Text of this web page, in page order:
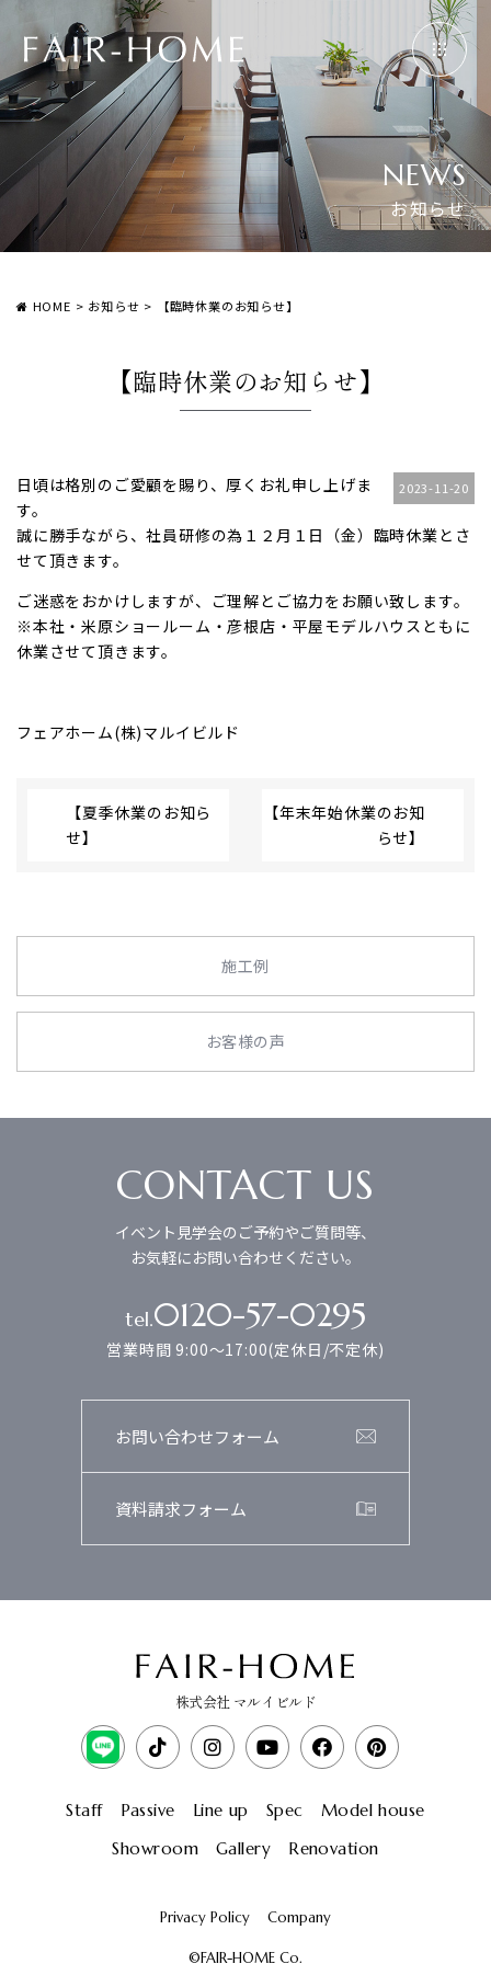
NEWS
お知らせ
HOME > お知らせ > 【臨時休業のお知らせ】
【臨時休業のお知らせ】
2023-11-20
日頃は格別のご愛顧を賜り、厚くお礼申し上げま
す。
誠に勝手ながら、社員研修の為１２月１日（金）臨時休業とさ
せて頂きます。
ご迷惑をおかけしますが、ご理解とご協力をお願い致します。
※本社・米原ショールーム・彦根店・平屋モデルハウスともに
休業させて頂きます。
フェアホーム(株)マルイビルド
【夏季休業のお知ら
せ】
【年末年始休業のお知
らせ】
施工例
お客様の声
CONTACT US
イベント見学会のご予約やご質問等、
お気軽にお問い合わせください。
tel.0120-57-0295
営業時間 9:00～17:00(定休日/不定休)
お問い合わせフォーム
資料請求フォーム
株式会社 マルイビルド
Staff Passive Line up Spec
Model house
Showroom
Gallery Renovation
Privacy Policy Company
©FAIR-HOME Co.